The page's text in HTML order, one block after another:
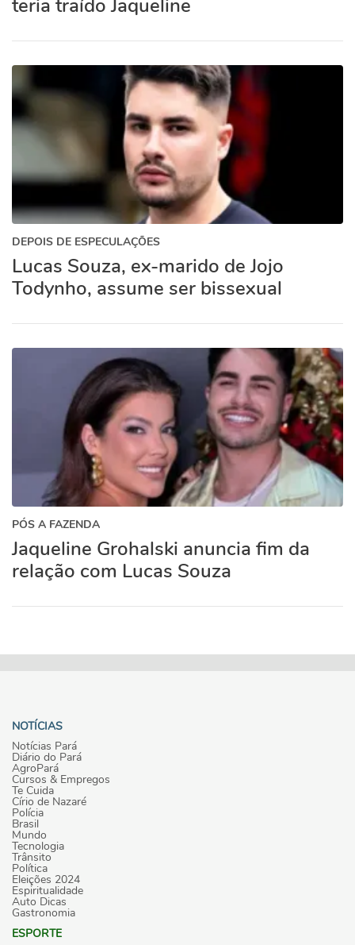
teria traído Jaqueline
DEPOIS DE ESPECULAÇÕES
Lucas Souza, ex-marido de Jojo
Todynho, assume ser bissexual
PÓS A FAZENDA
Jaqueline Grohalski anuncia fim da
relação com Lucas Souza
NOTÍCIAS
Notícias Pará
Diário do Pará
AgroPará
Cursos & Empregos
Te Cuida
Círio de Nazaré
Polícia
Brasil
Mundo
Tecnologia
Trânsito
Política
Eleições 2024
Espiritualidade
Auto Dicas
Gastronomia
ESPORTE